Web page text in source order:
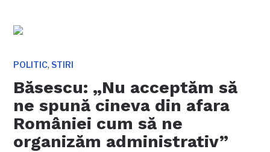
POLITIC, STIRI
Băsescu: „Nu acceptăm să
ne spună cineva din afara
României cum să ne
organizăm administrativ”